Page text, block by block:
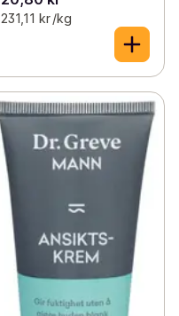
231,11 kr /kg